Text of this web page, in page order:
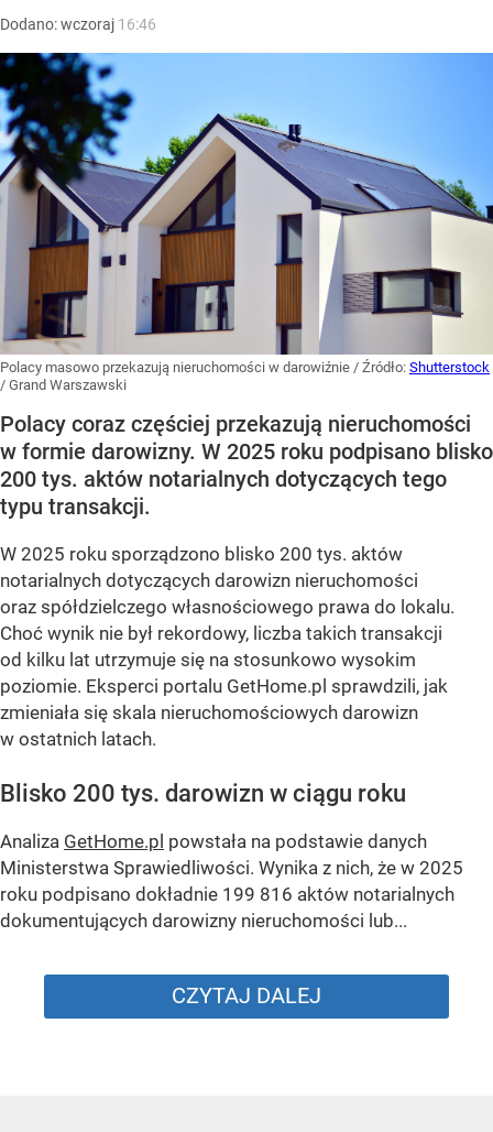
Dodano:wczoraj 16:46
Polacy masowo przekazują nieruchomości w darowiźnie / Źródło: Shutterstock
/ Grand Warszawski
Polacy coraz częściej przekazują nieruchomości
w formie darowizny. W 2025 roku podpisano blisko
200 tys. aktów notarialnych dotyczących tego
typu transakcji.
W 2025 roku sporządzono blisko 200 tys. aktów
notarialnych dotyczących darowizn nieruchomości
oraz spółdzielczego własnościowego prawa do lokalu.
Choć wynik nie był rekordowy, liczba takich transakcji
od kilku lat utrzymuje się na stosunkowo wysokim
poziomie. Eksperci portalu GetHome.pl sprawdzili, jak
zmieniała się skala nieruchomościowych darowizn
w ostatnich latach.
Blisko 200 tys. darowizn w ciągu roku
Analiza GetHome.pl powstała na podstawie danych
Ministerstwa Sprawiedliwości. Wynika z nich, że w 2025
roku podpisano dokładnie 199 816 aktów notarialnych
dokumentujących darowizny nieruchomości lub...
CZYTAJ DALEJ